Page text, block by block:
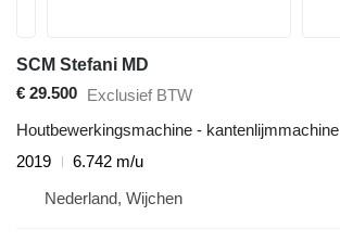
SCM Stefani MD
€ 29.500 Exclusief BTW
Houtbewerkingsmachine - kantenlijmmachine
2019
6.742 m/u
Nederland, Wijchen